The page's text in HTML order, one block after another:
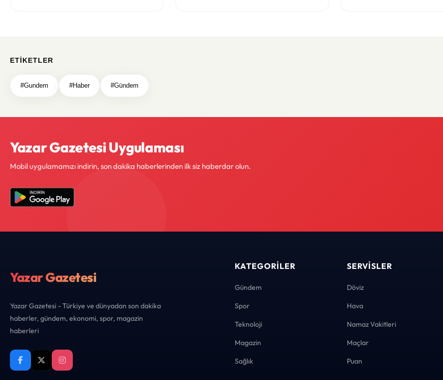
ETIKETLER
#Gundem #Haber #Gündem
Yazar Gazetesi Uygulaması
Mobil uygulamamızı indirin, son dakika haberlerinden ilk siz haberdar olun.
Yazar Gazetesi
Yazar Gazetesi - Türkiye ve dünyadan son dakika
haberler, gündem, ekonomi, spor, magazin
haberleri
KATEGORILER
Gündem
Spor
Teknoloji
Magazin
Sağlık
SERVISLER
Döviz
Hava
Namaz Vakitleri
Maçlar
Puan